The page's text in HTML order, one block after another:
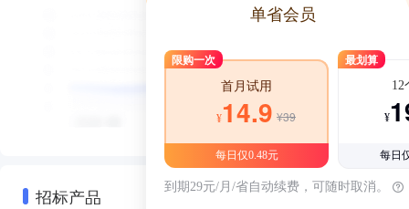
招标产品
单省会员
限购一次
首月试用
¥14.9 ¥39
每日仅0.48元
最划算
12
¥
每日
到期29元/月/省自动续费，可随时取消。